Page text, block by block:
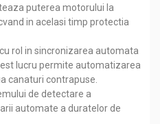
puterea motorului la
in acelasi timp protectia
cu rol in sincronizarea automata
lucru permite automatizarea
canaturi contrapuse.
de detectare a
automate a duratelor de